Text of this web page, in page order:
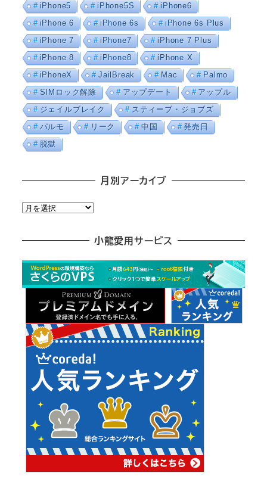
iPhone5
iPhone5S
iPhone6
iPhone 6
iPhone 6s
iPhone 6s Plus
iPhone 7
iPhone7
iPhone 7 Plus
iPhone 8
iPhone8
iPhone X
iPhoneX
JailBreak Mac
Palmo
SIMロック解除
アップデート
アップル
ジェイルブレイク
スティーブ・ジョブズ
パルモ
リーク 中国
発売日
脱獄
月別アーカイブ
月
カ
小龍愛用サービス